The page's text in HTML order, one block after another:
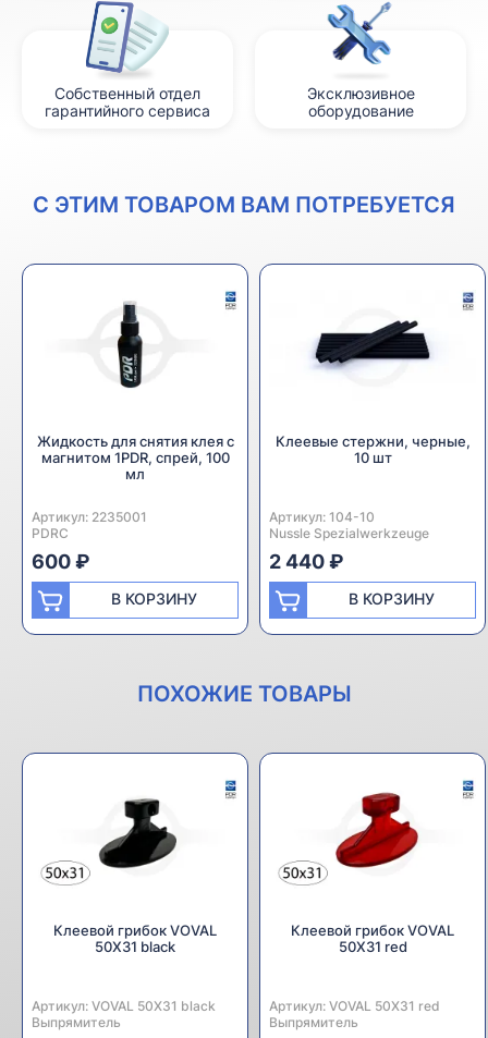
Собственный отдел
гарантийного сервиса
Эксклюзивное
оборудование
С ЭТИМ ТОВАРОМ ВАМ ПОТРЕБУЕТСЯ
Жидкость для снятия клея с
магнитом 1PDR, спрей, 100
мл
Артикул: 2235001
Производитель:
PDRC
600 ₽
В КОРЗИНУ
Клеевые стержни, черные,
10 шт
Артикул: 104-10
Производитель:
Nussle Spezialwerkzeuge
2 440 ₽
В КОРЗИНУ
ПОХОЖИЕ ТОВАРЫ
Клеевой грибок VOVAL
50Х31 black
Артикул: VOVAL 50Х31 black
Производитель:
Выпрямитель
Клеевой грибок VOVAL
50Х31 red
Артикул: VOVAL 50Х31 red
Производитель:
Выпрямитель